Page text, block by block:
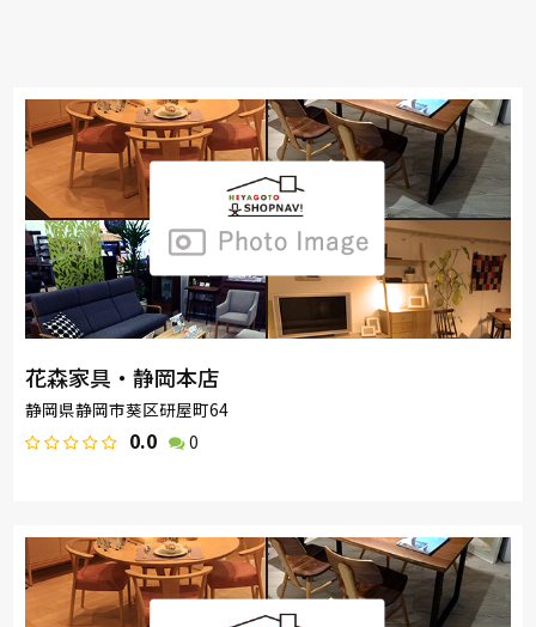
花森家具・静岡本店
静岡県静岡市葵区研屋町64
0.0 0